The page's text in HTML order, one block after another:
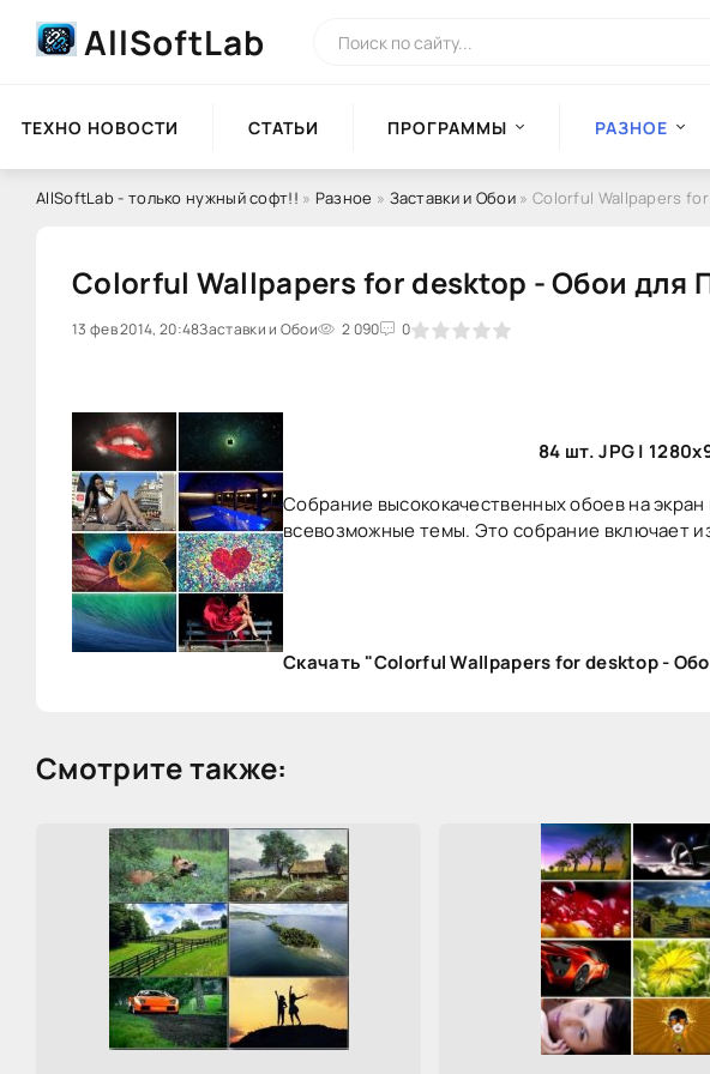
AllSoftLab
ТЕХНО НОВОСТИ СТАТЬИ ПРОГРАММЫ РАЗНОЕ
AllSoftLab - только нужный софт!! » Разное » Заставки и Обои » Colorful Wallpapers
Colorful Wallpapers for desktop - Обои для
13 фев 2014, 20:48Заставки и Обои 2 090 0
0 1 2 3 4 5
84 шт. JPG |
Собрание высококачественных обоев на
всевозможные темы. Это собрание включает
Скачать "Colorful Wallpapers for desktop -
Смотрите также: